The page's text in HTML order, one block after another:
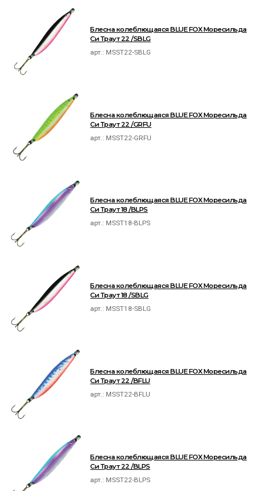
Блесна колеблющаяся BLUE FOX Моресильда
Си Траут 22 /SBLG
арт.: MSST22-SBLG
Блесна колеблющаяся BLUE FOX Моресильда
Си Траут 22 /GRFU
арт.: MSST22-GRFU
Блесна колеблющаяся BLUE FOX Моресильда
Си Траут 18 /BLPS
арт.: MSST18-BLPS
Блесна колеблющаяся BLUE FOX Моресильда
Си Траут 18 /SBLG
арт.: MSST18-SBLG
Блесна колеблющаяся BLUE FOX Моресильда
Си Траут 22 /BFLU
арт.: MSST22-BFLU
Блесна колеблющаяся BLUE FOX Моресильда
Си Траут 22 /BLPS
арт.: MSST22-BLPS